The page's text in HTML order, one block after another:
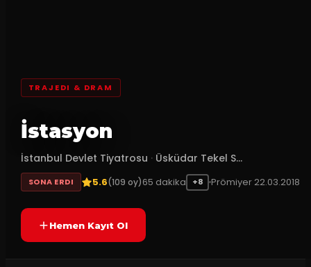
TRAJEDI & DRAM
İstasyon
İstanbul Devlet Tiyatrosu · Üsküdar Tekel S...
SONA ERDI 5.6(109 oy)65 dakika +8 Prömiyer 22.03.2018
Hemen Kayıt Ol